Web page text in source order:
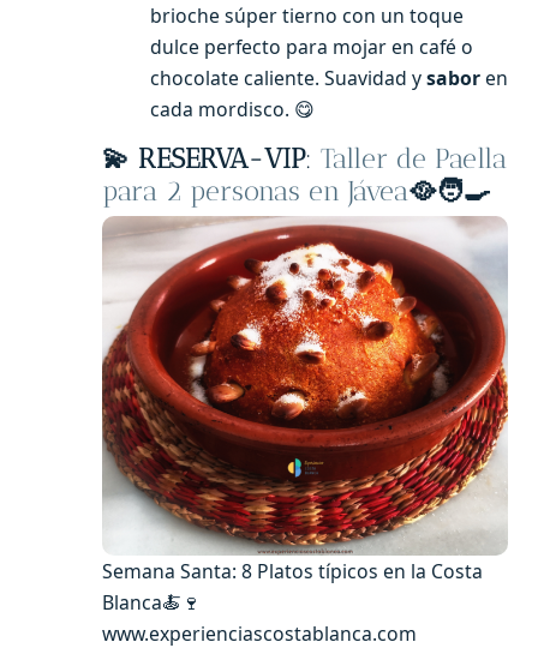
brioche súper tierno con un toque
dulce perfecto para mojar en café o
chocolate caliente. Suavidad ysaboren
cada mordisco. 😋
💫 RESERVA-VIP: Taller de Paella
para 2 personas en Jávea🥘🧑‍🍳
Semana Santa: 8 Platos típicos en la Costa
Blanca🍝🍷
www.experienciascostablanca.com